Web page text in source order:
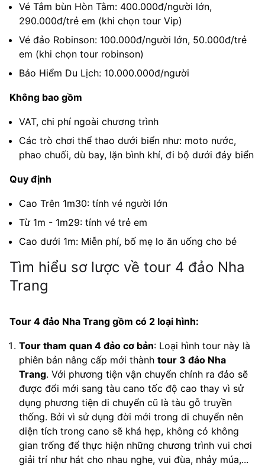
Vé Tắm bùn Hòn Tằm: 400.000đ/người lớn,
290.000đ/trẻ em (khi chọn tour Vip)
Vé đảo Robinson: 100.000đ/người lớn, 50.000đ/trẻ
em (khi chọn tour robinson)
Bảo Hiểm Du Lịch: 10.000.000đ/người
Không bao gồm
VAT, chi phí ngoài chương trình
Các trò chơi thể thao dưới biển như: moto nước,
phao chuối, dù bay, lặn bình khí, đi bộ dưới đáy biển
Quy định
Cao Trên 1m30: tính vé người lớn
Từ 1m - 1m29: tính vé trẻ em
Cao dưới 1m: Miễn phí, bố mẹ lo ăn uống cho bé
Tìm hiểu sơ lược về tour 4 đảo Nha
Trang
Tour 4 đảo Nha Trang gồm có 2 loại hình:
Tour tham quan 4 đảo cơ bản: Loại hình tour này là
phiên bản nâng cấp mới thành tour 3 đảo Nha
Trang. Với phương tiện vận chuyển chính ra đảo sẽ
được đổi mới sang tàu cano tốc độ cao thay vì sử
dụng phương tiện di chuyển cũ là tàu gỗ truyền
thống. Bởi vì sử dụng đời mới trong di chuyển nên
diện tích trong cano sẽ khá hẹp, không có không
gian trống để thực hiện những chương trình vui chơi
giải trí như hát cho nhau nghe, vui đùa, nhảy múa,...